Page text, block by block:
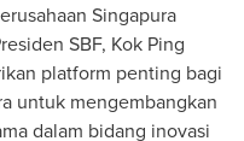
Singapura
SBF, Kok Ping
platform penting bagi
untuk mengembangkan
dalam bidang inovasi